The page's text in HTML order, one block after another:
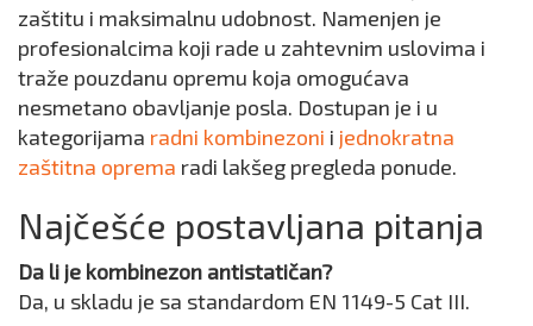
zaštitu i maksimalnu udobnost. Namenjen je
profesionalcima koji rade u zahtevnim uslovima i
traže pouzdanu opremu koja omogućava
nesmetano obavljanje posla. Dostupan je i u
kategorijama radni kombinezoni i jednokratna
zaštitna oprema radi lakšeg pregleda ponude.
Najčešće postavljana pitanja
Da li je kombinezon antistatičan?
Da, u skladu je sa standardom EN 1149-5 Cat III.